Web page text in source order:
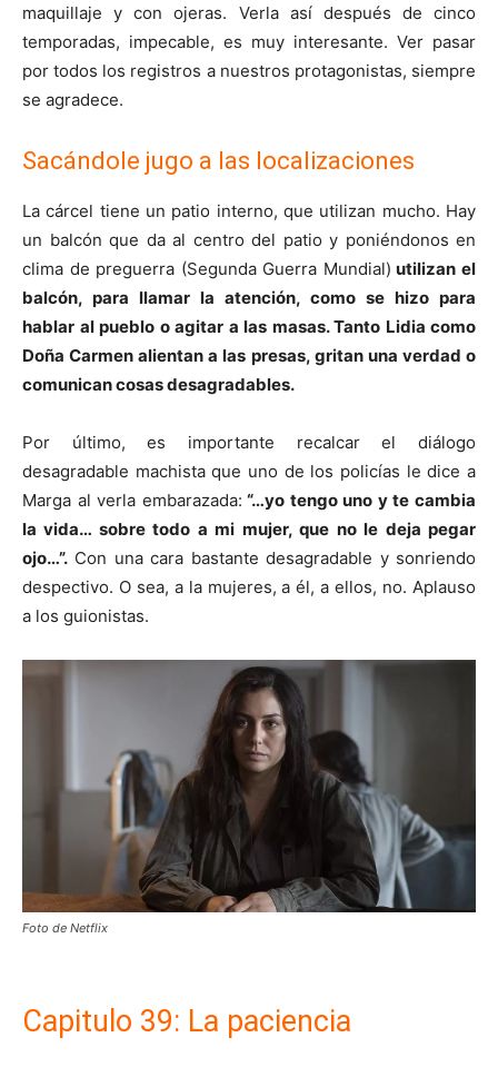
maquillaje y con ojeras. Verla así después de cinco
temporadas, impecable, es muy interesante. Ver pasar
por todos los registros a nuestros protagonistas, siempre
se agradece.
Sacándole jugo a las localizaciones
La cárcel tiene un patio interno, que utilizan mucho. Hay
un balcón que da al centro del patio y poniéndonos en
clima de preguerra (Segunda Guerra Mundial) utilizan el
balcón, para llamar la atención, como se hizo para
hablar al pueblo o agitar a las masas. Tanto Lidia como
Doña Carmen alientan a las presas, gritan una verdad o
comunican cosas desagradables.
Por último, es importante recalcar el diálogo
desagradable machista que uno de los policías le dice a
Marga al verla embarazada: “…yo tengo uno y te cambia
la vida… sobre todo a mi mujer, que no le deja pegar
ojo…”. Con una cara bastante desagradable y sonriendo
despectivo. O sea, a la mujeres, a él, a ellos, no. Aplauso
a los guionistas.
Foto de Netflix
Capitulo 39: La paciencia